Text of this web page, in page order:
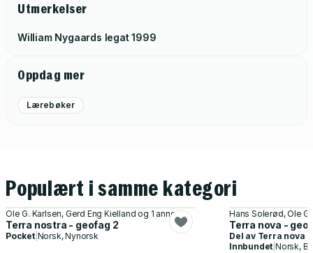
Utmerkelser
William Nygaards legat1999
Oppdag mer
Lærebøker
Populært i samme kategori
Ole G. Karlsen, Gerd Eng Kielland og 1 annen
Terra nostra - geofag 2
Pocket| Norsk, Nynorsk
Hans Solerød, Ole
Terra nova -
Del av Terra nova
Innbundet Norsk,